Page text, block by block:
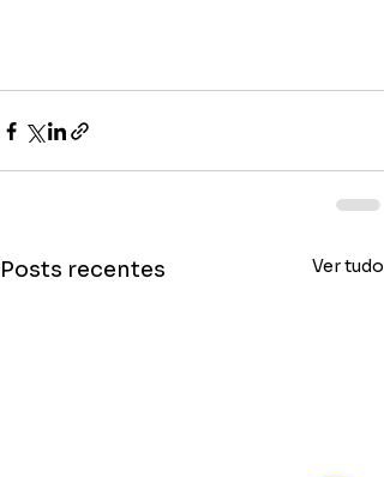
Posts recentes Ver tudo